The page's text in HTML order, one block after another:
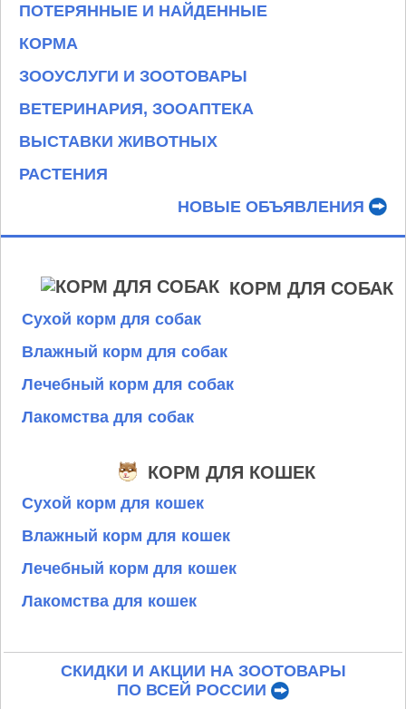
ПОТЕРЯННЫЕ И НАЙДЕННЫЕ
КОРМА
ЗООУСЛУГИ И ЗООТОВАРЫ
ВЕТЕРИНАРИЯ, ЗООАПТЕКА
ВЫСТАВКИ ЖИВОТНЫХ
РАСТЕНИЯ
НОВЫЕ ОБЪЯВЛЕНИЯ
КОРМ ДЛЯ СОБАК
Сухой корм для собак
Влажный корм для собак
Лечебный корм для собак
Лакомства для собак
КОРМ ДЛЯ КОШЕК
Сухой корм для кошек
Влажный корм для кошек
Лечебный корм для кошек
Лакомства для кошек
СКИДКИ И АКЦИИ НА ЗООТОВАРЫ
ПО ВСЕЙ РОССИИ